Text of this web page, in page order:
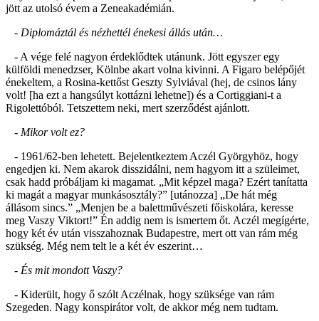
jött az utolsó évem a Zeneakadémián.
- Diplomáztál és nézhettél énekesi állás után…
- A vége felé nagyon érdeklődtek utánunk. Jött egyszer egy
külföldi menedzser, Kölnbe akart volna kivinni. A Figaro belépőjét
énekeltem, a Rosina-kettőst Geszty Sylviával (hej, de csinos lány
volt! [ha ezt a hangsúlyt kottázni lehetne]) és a Cortiggiani-t a
Rigolettóból. Tetszettem neki, mert szerződést ajánlott.
- Mikor volt ez?
- 1961/62-ben lehetett. Bejelentkeztem Aczél Györgyhöz, hogy
engedjen ki. Nem akarok disszidálni, nem hagyom itt a szüleimet,
csak hadd próbáljam ki magamat. „Mit képzel maga? Ezért tanítatta
ki magát a magyar munkásosztály?” [utánozza] „De hát még
állásom sincs.” „Menjen be a balettművészeti főiskolára, keresse
meg Vaszy Viktort!” Én addig nem is ismertem őt. Aczél megígérte,
hogy két év után visszahoznak Budapestre, mert ott van rám még
szükség. Még nem telt le a két év eszerint…
- És mit mondott Vaszy?
- Kiderült, hogy ő szólt Aczélnak, hogy szüksége van rám
Szegeden. Nagy konspirátor volt, de akkor még nem tudtam.